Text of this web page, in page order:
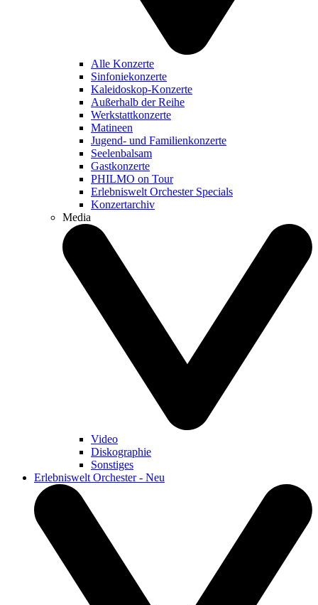
Alle Konzerte
Sinfoniekonzerte
Kaleidoskop-Konzerte
Außerhalb der Reihe
Werkstattkonzerte
Matineen
Jugend- und Familienkonzerte
Seelenbalsam
Gastkonzerte
PHILMO on Tour
Erlebniswelt Orchester Specials
Konzertarchiv
Media
Video
Diskographie
Sonstiges
Erlebniswelt Orchester - Neu